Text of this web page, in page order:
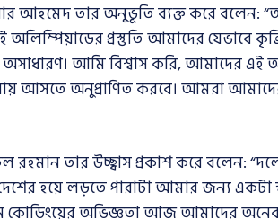
আহমেদ তার অনুভূতি ব্যক্ত করে বলেন:
প্রস্তুতি আমাদের যেভাবে
অসাধারণ। আমি বিশ্বাস করি, আমাদের
আসতে অনুপ্রাণিত করবে। আমরা
রহমান তার উচ্ছ্বাস প্রকাশ করে বলেন:
হয়ে লড়তে পারাটা আমার জন্য একটা
কোডিংয়ের অভিজ্ঞতা আজ আমাদের